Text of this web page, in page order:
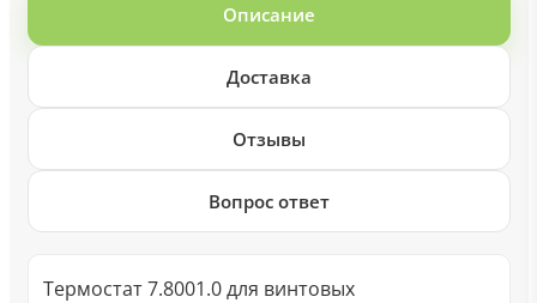
Описание
Доставка
Отзывы
Вопрос ответ
Термостат 7.8001.0 для винтовых